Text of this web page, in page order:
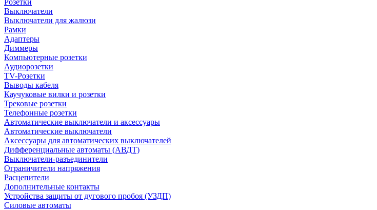
Розетки
Выключатели
Выключатели для жалюзи
Рамки
Адаптеры
Диммеры
Компьютерные розетки
Аудиорозетки
TV-Розетки
Выводы кабеля
Каучуковые вилки и розетки
Трековые розетки
Телефонные розетки
Автоматические выключатели и аксессуары
Автоматические выключатели
Аксессуары для автоматических выключателей
Дифференциальные автоматы (АВДТ)
Выключатели-разъединители
Ограничители напряжения
Расцепители
Дополнительные контакты
Устройства защиты от дугового пробоя (УЗДП)
Силовые автоматы